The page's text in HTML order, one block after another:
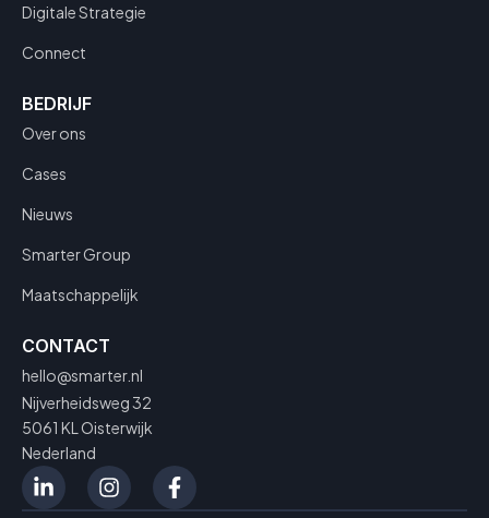
Digitale Strategie
Connect
BEDRIJF
Over ons
Cases
Nieuws
Smarter Group
Maatschappelijk
CONTACT
hello@smarter.nl
Nijverheidsweg 32
5061 KL Oisterwijk
Nederland